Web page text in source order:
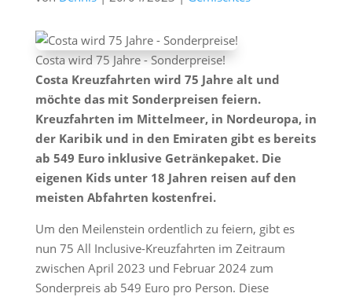
Costa wird 75 Jahre - Sonderpreise!
Costa Kreuzfahrten wird 75 Jahre alt und
möchte das mit Sonderpreisen feiern.
Kreuzfahrten im Mittelmeer, in Nordeuropa, in
der Karibik und in den Emiraten gibt es bereits
ab 549 Euro inklusive Getränkepaket. Die
eigenen Kids unter 18 Jahren reisen auf den
meisten Abfahrten kostenfrei.
Um den Meilenstein ordentlich zu feiern, gibt es
nun 75 All Inclusive-Kreuzfahrten im Zeitraum
zwischen April 2023 und Februar 2024 zum
Sonderpreis ab 549 Euro pro Person. Diese